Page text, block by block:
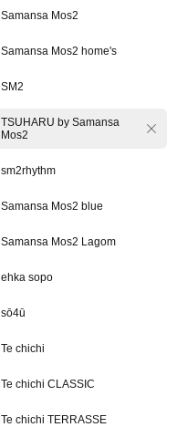
Samansa Mos2
Samansa Mos2 home's
SM2
TSUHARU by Samansa
Mos2
sm2rhythm
Samansa Mos2 blue
Samansa Mos2 Lagom
ehka sopo
sō4ū
Te chichi
Te chichi CLASSIC
Te chichi TERRASSE